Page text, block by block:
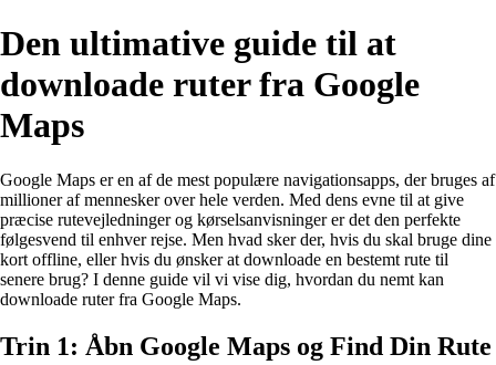
Den ultimative guide til at
downloade ruter fra Google
Maps
Google Maps er en af de mest populære navigationsapps, der bruges af
millioner af mennesker over hele verden. Med dens evne til at give
præcise rutevejledninger og kørselsanvisninger er det den perfekte
følgesvend til enhver rejse. Men hvad sker der, hvis du skal bruge dine
kort offline, eller hvis du ønsker at downloade en bestemt rute til
senere brug? I denne guide vil vi vise dig, hvordan du nemt kan
downloade ruter fra Google Maps.
Trin 1: Åbn Google Maps og Find Din Rute